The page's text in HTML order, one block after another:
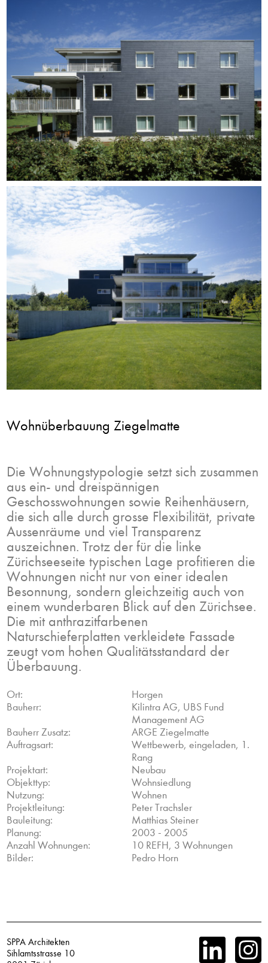
Wohnüberbauung Ziegelmatte
Die Wohnungstypologie setzt sich zusammen
aus ein- und dreispännigen
Geschosswohnungen sowie Reihenhäusern,
die sich alle durch grosse Flexibilität, private
Aussenräume und viel Transparenz
auszeichnen. Trotz der für die linke
Zürichseeseite typischen Lage profitieren die
Wohnungen nicht nur von einer idealen
Besonnung, sondern gleichzeitig auch von
einem wunderbaren Blick auf den Zürichsee.
Die mit anthrazitfarbenen
Naturschieferplatten verkleidete Fassade
zeugt vom hohen Qualitätsstandard der
Überbauung.
Ort:
Horgen
Bauherr:
Kilintra AG, UBS Fund
Management AG
Bauherr Zusatz:
ARGE Ziegelmatte
Auftragsart:
Wettbewerb, eingeladen, 1.
Rang
Projektart:
Neubau
Objekttyp:
Wohnsiedlung
Nutzung:
Wohnen
Projektleitung:
Peter Trachsler
Bauleitung:
Matthias Steiner
Planung:
2003 - 2005
Anzahl Wohnungen:
10 REFH, 3 Wohnungen
Bilder:
Pedro Horn
SPPA Architekten
Sihlamtsstrasse 10